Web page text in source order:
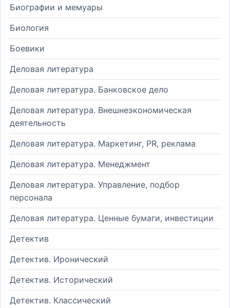
Биографии и мемуары
Биология
Боевики
Деловая литература
Деловая литература. Банковское дело
Деловая литература. Внешнеэкономическая
деятельность
Деловая литература. Маркетинг, PR, реклама
Деловая литература. Менеджмент
Деловая литература. Управление, подбор
персонала
Деловая литература. Ценные бумаги, инвестиции
Детектив
Детектив. Иронический
Детектив. Исторический
Детектив. Классический